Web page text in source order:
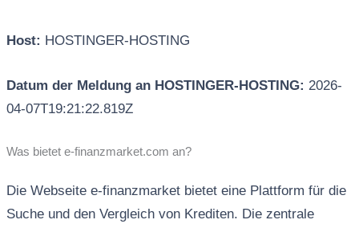
Host: HOSTINGER-HOSTING
Datum der Meldung an HOSTINGER-HOSTING: 2026-
04-07T19:21:22.819Z
Was bietet e-finanzmarket.com an?
Die Webseite e-finanzmarket bietet eine Plattform für die
Suche und den Vergleich von Krediten. Die zentrale